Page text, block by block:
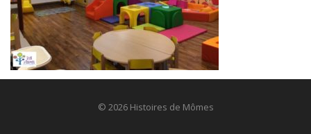
© 2026 Histoires de Mômes